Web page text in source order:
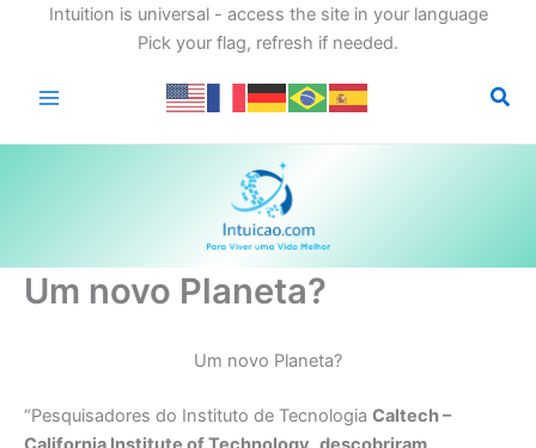
Intuition is universal - access the site in your language
Pick your flag, refresh if needed.
Um novo Planeta?
Um novo Planeta?
“Pesquisadores do Instituto de Tecnologia Caltech –